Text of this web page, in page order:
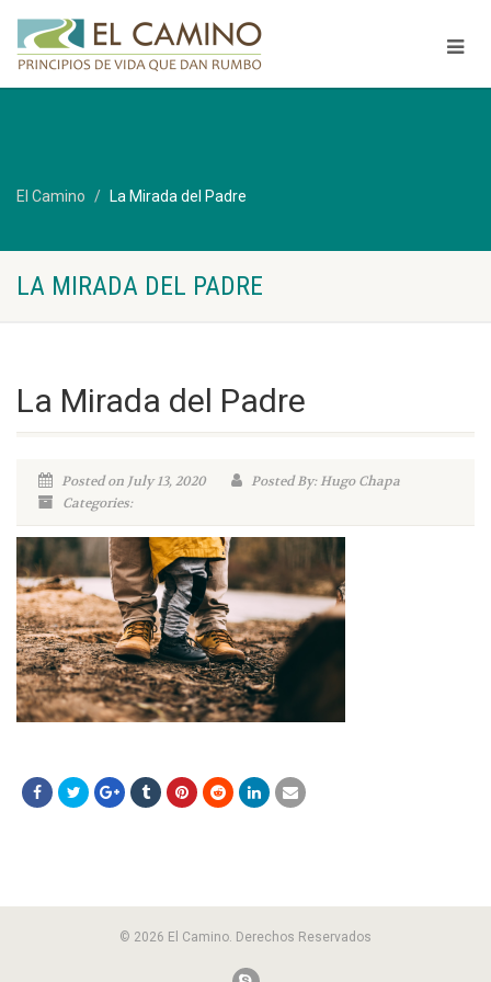
El Camino La Mirada del Padre
LA MIRADA DEL PADRE
La Mirada del Padre
Posted on July 13, 2020
Posted By: Hugo Chapa
Categories:
© 2026 El Camino. Derechos Reservados